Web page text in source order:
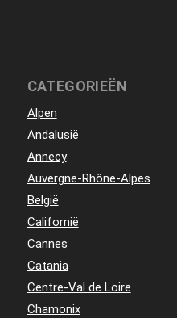
CATEGORIEËN
Alpen
Andalusië
Annecy
Auvergne-Rhône-Alpes
België
Californië
Cannes
Catania
Centre-Val de Loire
Chamonix